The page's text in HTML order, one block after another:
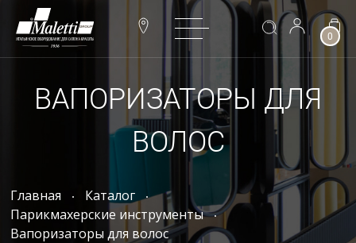
0
ВАПОРИЗАТОРЫ ДЛЯ
ВОЛОС
Главная
Каталог
Парикмахерские инструменты
Вапоризаторы для волос